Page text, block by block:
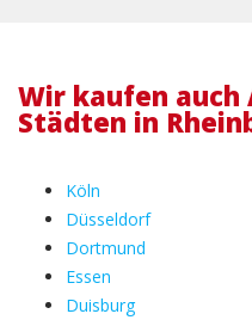
Wir kaufen auch
Städten in
Köln
Düsseldorf
Dortmund
Essen
Duisburg